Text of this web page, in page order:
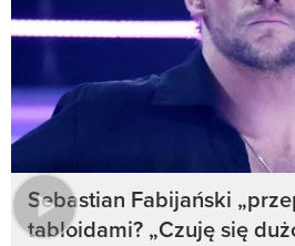
Sebastian Fabijański
tabloidami? „Czuję się